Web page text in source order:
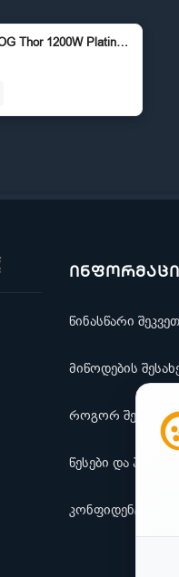
ASUS ROG Thor 1200W Platinum III - 80 Plus Platinum Certified, ATX 3.1
წინასწარი
მიწოდების
როგორ
წესები და